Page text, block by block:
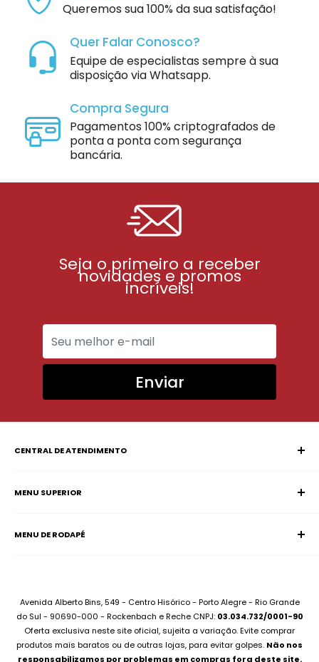
Queremos sua 100% da sua satisfação!
Quer Falar Conosco?
Equipe de especialistas sempre à sua
disposição via Whatsapp.
Compra Segura
Pagamentos 100% criptografados de
ponta a ponta com segurança
bancária.
Seja o primeiro a receber
novidades e promos
incríveis!
Enviar
CENTRAL DE ATENDIMENTO
SAC (Serviço de Atendimento ao Consumidor)
Whatsapp:(51) 99227-3667
MENU SUPERIOR
Notebooks
Montamos seu PC
Compramos seu Notebook
Bateria Notebook
Fonte Notebook
MENU DE RODAPÉ
Sobre Assistência Técnica
Para Empresas
Canal no Youtube
Avenida Alberto Bins, 549 - Centro Hisórico - Porto Alegre - Rio Grande
do Sul - 90690-000 - Rockenbach e Reche CNPJ: 03.034.732/0001-90
Oferta exclusiva neste site oficial, sujeita a variação. Evite comprar
produtos mais baratos ou de outras lojas, para evitar golpes. Não nos
responsabilizamos por problemas em compras fora deste site.